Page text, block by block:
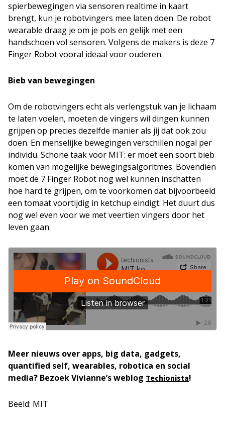
spierbewegingen via sensoren realtime in kaart
brengt, kun je robotvingers mee laten doen. De robot
wearable draag je om je pols en gelijk met een
handschoen vol sensoren. Volgens de makers is deze 7
Finger Robot vooral ideaal voor ouderen.
Bieb van bewegingen
Om de robotvingers echt als verlengstuk van je lichaam
te laten voelen, moeten de vingers wil dingen kunnen
grijpen op precies dezelfde manier als jij dat ook zou
doen. En menselijke bewegingen verschillen nogal per
individu. Schone taak voor MIT: er moet een soort bieb
komen van mogelijke bewegingsalgoritmes. Bovendien
moet de 7 Finger Robot nog wel kunnen inschatten
hoe hard te grijpen, om te voorkomen dat bijvoorbeeld
een tomaat voortijdig in ketchup eindigt. Het duurt dus
nog wel even voor we met veertien vingers door het
leven gaan.
Meer nieuws over apps, big data, gadgets,
quantified self, wearables, robotica en social
media? Bezoek Vivianne’s weblog Techionista!
Beeld: MIT